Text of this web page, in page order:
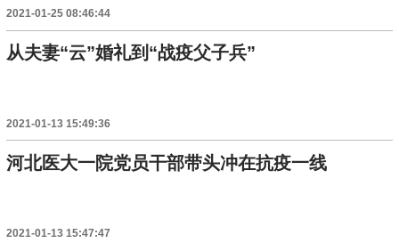
2021-01-25 08:46:44
从夫妻“云”婚礼到“战疫父子兵”
2021-01-13 15:49:36
河北医大一院党员干部带头冲在抗疫一线
2021-01-13 15:47:47